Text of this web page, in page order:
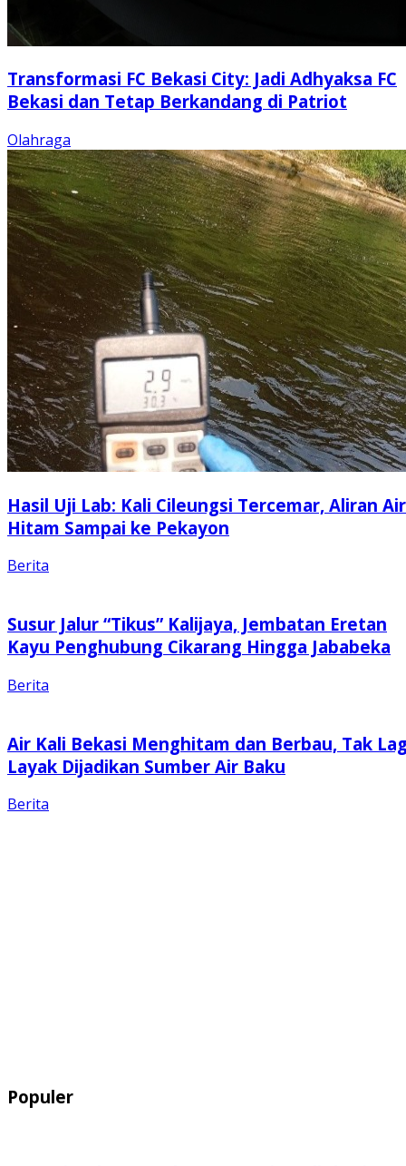
Transformasi FC Bekasi City: Jadi Adhyaksa FC
Bekasi dan Tetap Berkandang di Patriot
Olahraga
Hasil Uji Lab: Kali Cileungsi Tercemar, Aliran Air
Hitam Sampai ke Pekayon
Berita
Susur Jalur “Tikus” Kalijaya, Jembatan Eretan
Kayu Penghubung Cikarang Hingga Jababeka
Berita
Air Kali Bekasi Menghitam dan Berbau, Tak
Layak Dijadikan Sumber Air Baku
Berita
Populer